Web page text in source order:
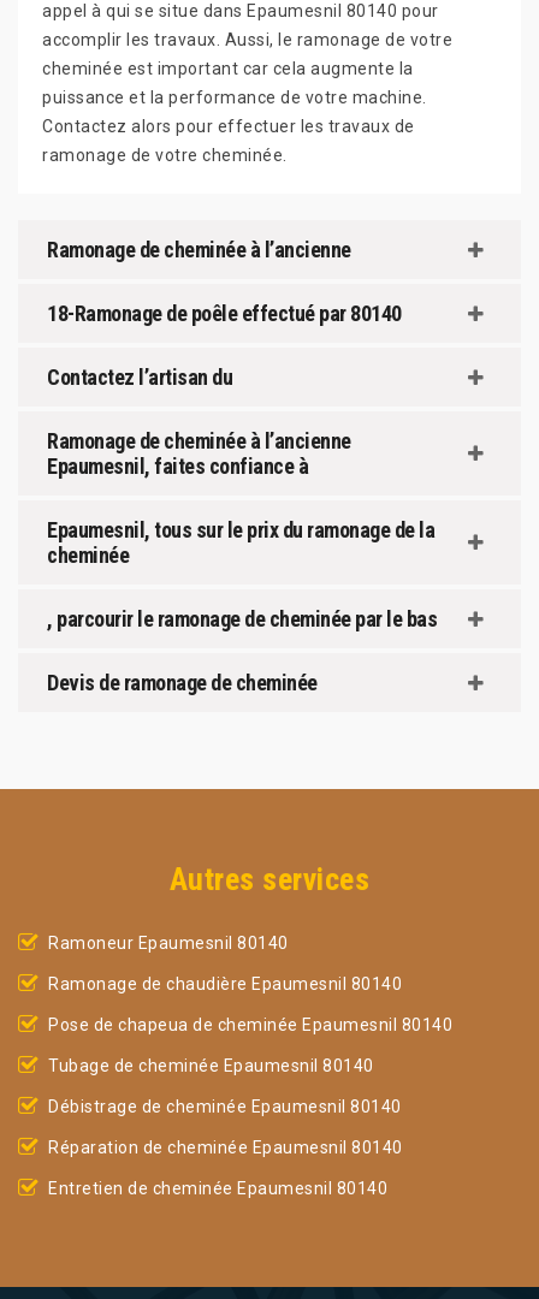
appel à qui se situe dans Epaumesnil 80140 pour
accomplir les travaux. Aussi, le ramonage de votre
cheminée est important car cela augmente la
puissance et la performance de votre machine.
Contactez alors pour effectuer les travaux de
ramonage de votre cheminée.
Ramonage de cheminée à l’ancienne
18-Ramonage de poêle effectué par 80140
Contactez l’artisan du
Ramonage de cheminée à l’ancienne
Epaumesnil, faites confiance à
Epaumesnil, tous sur le prix du ramonage de la
cheminée
, parcourir le ramonage de cheminée par le bas
Devis de ramonage de cheminée
Autres services
Ramoneur Epaumesnil 80140
Ramonage de chaudière Epaumesnil 80140
Pose de chapeua de cheminée Epaumesnil 80140
Tubage de cheminée Epaumesnil 80140
Débistrage de cheminée Epaumesnil 80140
Réparation de cheminée Epaumesnil 80140
Entretien de cheminée Epaumesnil 80140